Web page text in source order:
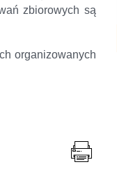
zbiorowych są
organizowanych